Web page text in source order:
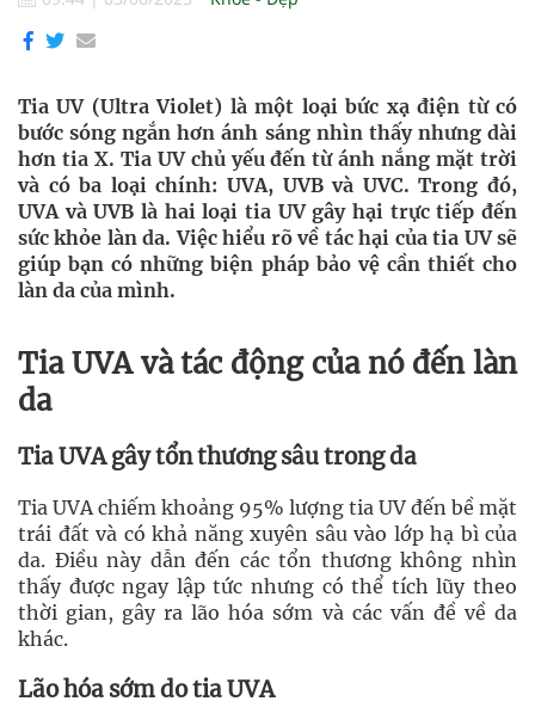
Tia UV (Ultra Violet) là một loại bức xạ điện từ có
bước sóng ngắn hơn ánh sáng nhìn thấy nhưng dài
hơn tia X. Tia UV chủ yếu đến từ ánh nắng mặt trời
và có ba loại chính: UVA, UVB và UVC. Trong đó,
UVA và UVB là hai loại tia UV gây hại trực tiếp đến
sức khỏe làn da. Việc hiểu rõ về tác hại của tia UV sẽ
giúp bạn có những biện pháp bảo vệ cần thiết cho
làn da của mình.
Tia UVA và tác động của nó đến làn
da
Tia UVA gây tổn thương sâu trong da
Tia UVA chiếm khoảng 95% lượng tia UV đến bề mặt
trái đất và có khả năng xuyên sâu vào lớp hạ bì của
da. Điều này dẫn đến các tổn thương không nhìn
thấy được ngay lập tức nhưng có thể tích lũy theo
thời gian, gây ra lão hóa sớm và các vấn đề về da
khác.
Lão hóa sớm do tia UVA